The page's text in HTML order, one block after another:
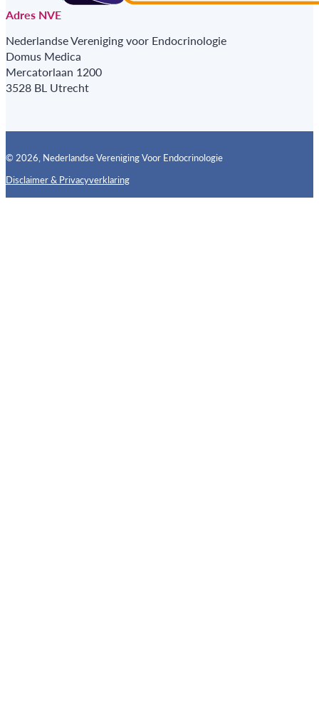
Adres NVE
Nederlandse Vereniging voor Endocrinologie
Domus Medica
Mercatorlaan 1200
3528 BL Utrecht
© 2026, Nederlandse Vereniging Voor Endocrinologie
Disclaimer & PrivacyverklaringFollow us on X